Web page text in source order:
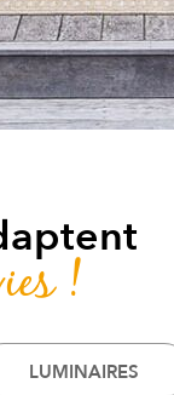
!
LUMINAIRES